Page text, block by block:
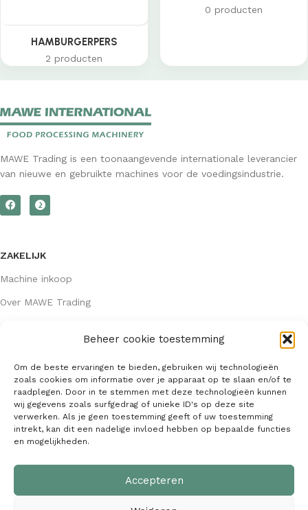
Beheer cookie toestemming
Om de beste ervaringen te bieden, gebruiken wij technologieën
zoals cookies om informatie over je apparaat op te slaan en/of te
raadplegen. Door in te stemmen met deze technologieën kunnen
wij gegevens zoals surfgedrag of unieke ID's op deze site
verwerken. Als je geen toestemming geeft of uw toestemming
intrekt, kan dit een nadelige invloed hebben op bepaalde functies
en mogelijkheden.
Accepteren
HAMBURGERPERS
2 producten
0 producten
MAWE Trading is een toonaangevende internationale leverancier
van nieuwe en gebruikte machines voor de voedingsindustrie.
ZAKELIJK
Machine inkoop
Over MAWE Trading
Algemene voorwaarden
KVK: 64407667
info@mawetrading.nl
+31 6 53 270 335
| Webdesign: